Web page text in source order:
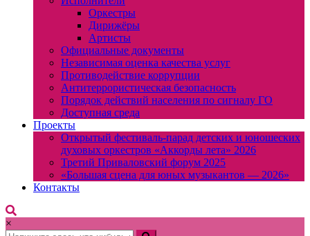
Оркестры
Дирижёры
Артисты
Официальные документы
Независимая оценка качества услуг
Противодействие коррупции
Антитеррористическая безопасность
Порядок действий населения по сигналу ГО
Доступная среда
Проекты
Открытый фестиваль-парад детских и юношеских
духовых оркестров «Аккорды лета» 2026
Третий Приваловский форум 2025
«Большая сцена для юных музыкантов — 2026»
Контакты
×